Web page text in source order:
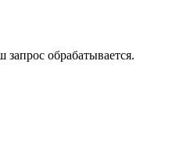
обрабатывается.